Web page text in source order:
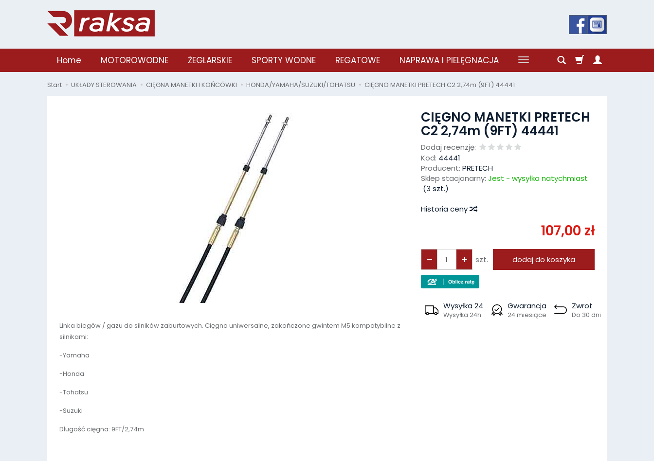
Home MOTOROWODNE ŻEGLARSKIE SPORTY WODNE REGATOWE NAPRAWA I PIELĘGNACJA
Start UKŁADY STEROWANIA CIĘGNA MANETKI I KOŃCÓWKI HONDA/YAMAHA/SUZUKI/TOHATSU CIĘGNO MANETKI PRETECH C2 2,74m (9FT) 44441
CIĘGNO MANETKI PRETECH
C2 2,74m (9FT) 44441
Dodaj recenzję:
Kod: 44441
Producent: PRETECH
Sklep stacjonarny: Jest - wysyłka natychmiast
(3 szt.)
Historia ceny
107,00 zł
szt. dodaj do koszyka
Wysyłka 24
Wysyłka 24h
Gwarancja
24 miesiące
Zwrot
Do 30 dni
Linka biegów / gazu do silników zaburtowych. Cięgno uniwersalne, zakończone gwintem M5 kompatybilne z
silnikami:
-Yamaha
-Honda
-Tohatsu
-Suzuki
Długość cięgna: 9FT/2,74m